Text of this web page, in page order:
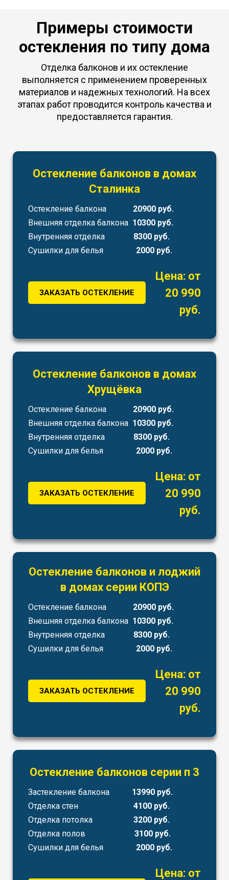
Примеры стоимости
остекления по типу дома
Отделка балконов и их остекление
выполняется с применением проверенных
материалов и надежных технологий. На всех
этапах работ проводится контроль качества и
предоставляется гарантия.
Остекление балконов в домах
Сталинка
Остекление балкона 20900 руб.
Внешняя отделка балкона 10300 руб.
Внутренняя отделка 8300 руб.
Сушилки для белья 2000 руб.
ЗАКАЗАТЬ ОСТЕКЛЕНИЕ
Цена: от
20 990
руб.
Остекление балконов в домах
Хрущёвка
Остекление балкона 20900 руб.
Внешняя отделка балкона 10300 руб.
Внутренняя отделка 8300 руб.
Сушилки для белья 2000 руб.
ЗАКАЗАТЬ ОСТЕКЛЕНИЕ
Цена: от
20 990
руб.
Остекление балконов и лоджий
в домах серии КОПЭ
Остекление балкона 20900 руб.
Внешняя отделка балкона 10300 руб.
Внутренняя отделка 8300 руб.
Сушилки для белья 2000 руб.
ЗАКАЗАТЬ ОСТЕКЛЕНИЕ
Цена: от
20 990
руб.
Остекление балконов серии п 3
Застекление балкона 13990 руб.
Отделка стен 4100 руб.
Отделка потолка 3200 руб.
Отделка полов
3100 руб.
Сушилки для белья 2000 руб.
Цена: от